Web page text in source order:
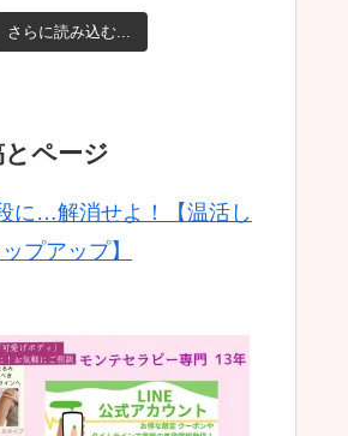
さらに読み込む...
とページ
に…解消せよ！【温活し
プアップ】